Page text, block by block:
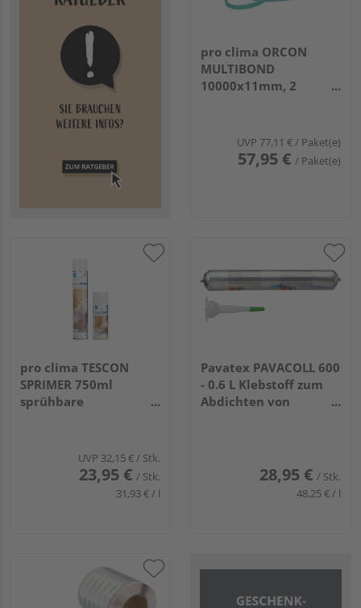
pro clima ORCON
MULTIBOND
10000x11mm, 2
UVP 77,11 € / Paket(e)
57,95 € / Paket(e)
pro clima TESCON
SPRIMER 750ml
sprühbare
UVP 32,15 €/ Stk.
23,95 € / Stk.
31,93 € / l
Pavatex PAVACOLL 600
- 0.6 L Klebstoff zum
Abdichten von
28,95 € / Stk.
48,25 € / l